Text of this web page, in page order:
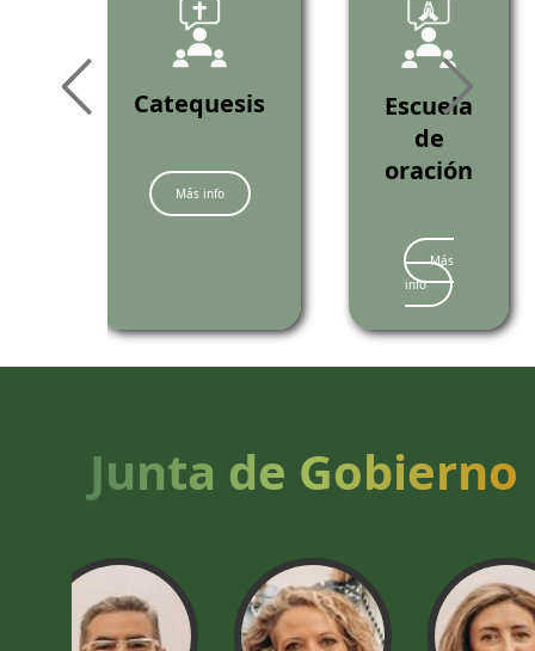
Catequesis
Más info
Escuela
de
oración
Más
info
Junta de Gobierno